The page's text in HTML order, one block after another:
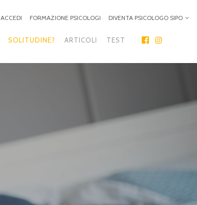
ACCEDI FORMAZIONE PSICOLOGI DIVENTA PSICOLOGO SIPO
SOLITUDINE? ARTICOLI TEST